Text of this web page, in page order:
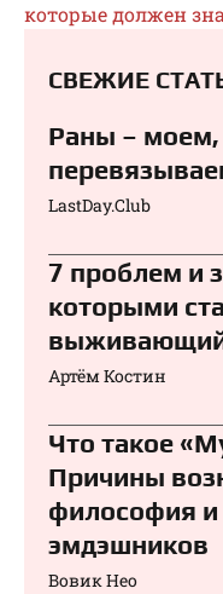
которые должен
СВЕЖИЕ
Раны –
LastDay.Club
7 проблем и
которыми
Артём Костин
Что такое
Причины
философия
эмдэшников
Вовик Нео